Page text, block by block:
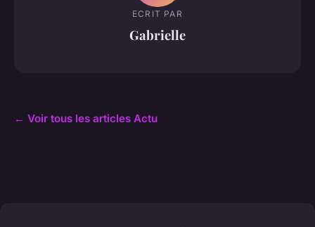
ECRIT PAR
Gabrielle
← Voir tous les articles Actu